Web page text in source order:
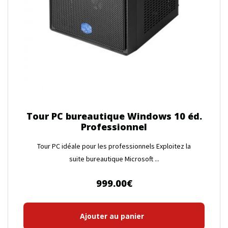
Tour PC bureautique Windows 10 éd.
Professionnel
Tour PC idéale pour les professionnels Exploitez la
suite bureautique Microsoft ...
999.00€
Ajouter au panier